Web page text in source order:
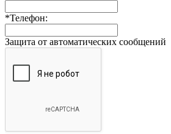
*Телефон:
Защита от автоматических сообщений